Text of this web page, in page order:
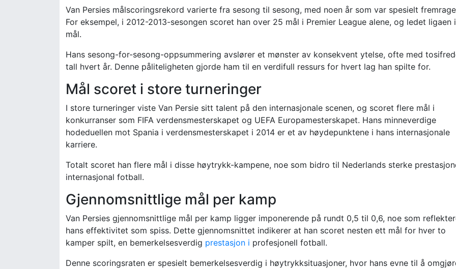
Van Persies målscoringsrekord varierte fra sesong til sesong, med noen år som var spesielt
For eksempel, i 2012-2013-sesongen scoret han over 25 mål i Premier League alene, og ledet ligaen i
mål.
Hans sesong-for-sesong-oppsummering avslører et mønster av konsekvent ytelse, ofte med
tall hvert år. Denne påliteligheten gjorde ham til en verdifull ressurs for hvert lag han spilte for.
Mål scoret i store turneringer
I store turneringer viste Van Persie sitt talent på den internasjonale scenen, og scoret flere mål i
konkurranser som FIFA verdensmesterskapet og UEFA Europamesterskapet. Hans minneverdige
hodeduellen mot Spania i verdensmesterskapet i 2014 er et av høydepunktene i hans internasjonale
karriere.
Totalt scoret han flere mål i disse høytrykk-kampene, noe som bidro til Nederlands sterke
internasjonal fotball.
Gjennomsnittlige mål per kamp
Van Persies gjennomsnittlige mål per kamp ligger imponerende på rundt 0,5 til 0,6, noe som
hans effektivitet som spiss. Dette gjennomsnittet indikerer at han scoret nesten ett mål for hver to
kamper spilt, en bemerkelsesverdig prestasjon i profesjonell fotball.
Denne scoringsraten er spesielt bemerkelsesverdig i høytrykksituasjoner, hvor hans evne til å